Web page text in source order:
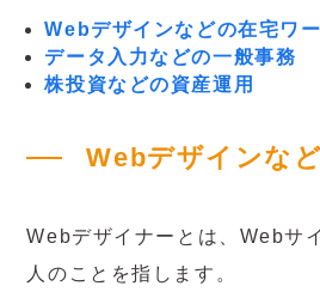
Webデザインなどの在宅ワ
データ入力などの一般事務
株投資などの資産運用
Webデザインな
Webデザイナーとは、Webサ
人のことを指します。